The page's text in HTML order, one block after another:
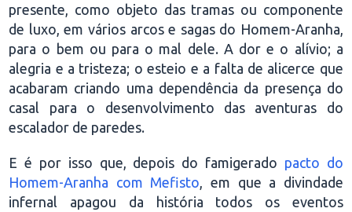
presente, como objeto das tramas ou componente
de luxo, em vários arcos e sagas do Homem-Aranha,
para o bem ou para o mal dele. A dor e o alívio; a
alegria e a tristeza; o esteio e a falta de alicerce que
acabaram criando uma dependência da presença do
casal para o desenvolvimento das aventuras do
escalador de paredes.
E é por isso que, depois do famigerado pacto do
Homem-Aranha com Mefisto , em que a divindade
infernal apagou da história todos os eventos